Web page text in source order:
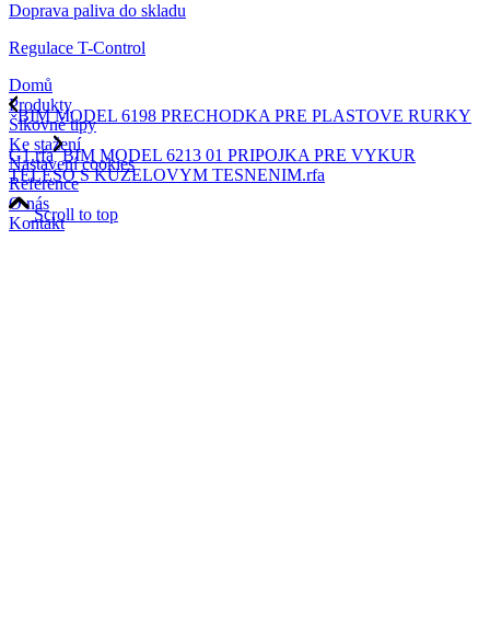
Doprava paliva do skladu
Regulace T-Control
Domů
Produkty
Šikovné tipy
Ke stažení
Nastavení cookies
Reference
O nás
Kontakt
BIM MODEL 6198 PRECHODKA PRE PLASTOVE RURKY
G1.rfa BIM MODEL 6213 01 PRIPOJKA PRE VYKUR
TELESO S KUZELOVYM TESNENIM.rfa
Scroll to top